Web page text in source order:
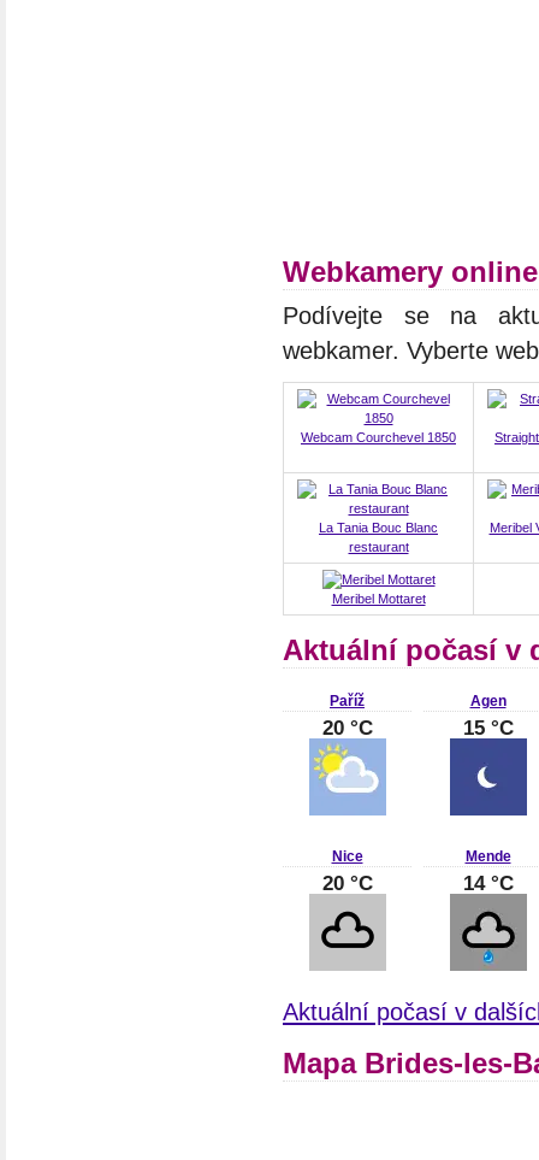
Webkamery
Podívejte se na
webkamer. Vyberte
Webcam Courchevel 1850
La Tania Bouc Blanc
restaurant
Meribel
Meribel Mottaret
Aktuální počasí v
Paříž
20 °C
Agen
15 °C
Nice
20 °C
Mende
14 °C
Aktuální počasí v
Mapa Brides-les-